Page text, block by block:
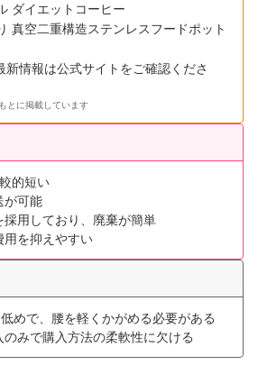
ダイエットコーヒー
真空二重構造ステンレスフードポット
情報は公式サイトをご確認くださ
とに掲載しています
的短い
が可能
採用しており、廃棄が簡単
用を抑えやすい
めで、腰を軽くかがめる必要がある
みで購入方法の柔軟性に欠ける